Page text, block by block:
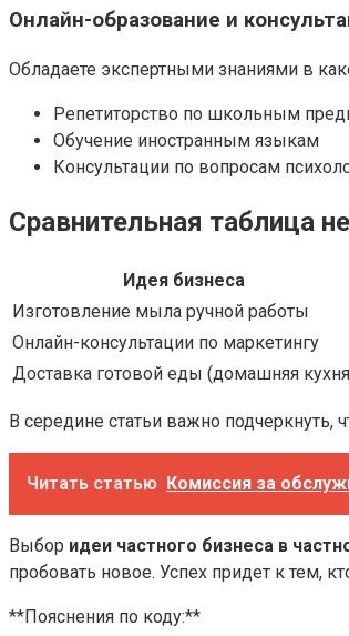
Онлайн-образование и
Обладаете экспертными знаниями в
Репетиторство по школьным
Обучение иностранным языкам
Консультации по вопросам
Сравнительная таблица
Идея бизнеса
Изготовление мыла ручной работы
Онлайн-консультации по маркетингу
Доставка готовой еды (домашняя
В середине статьи важно подчеркнуть,
Читать статью Комиссия за
Выбор идеи частного бизнеса в
пробовать новое. Успех придет к тем,
**Пояснения по коду:**